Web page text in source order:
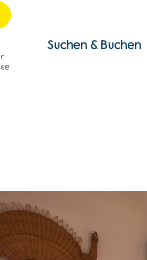
Suchen & Buchen